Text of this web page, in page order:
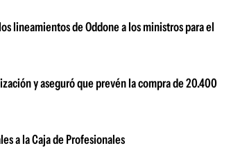
lineamientos de Oddone a los ministros para el
y aseguró que prevén la compra de 20.400
a la Caja de Profesionales